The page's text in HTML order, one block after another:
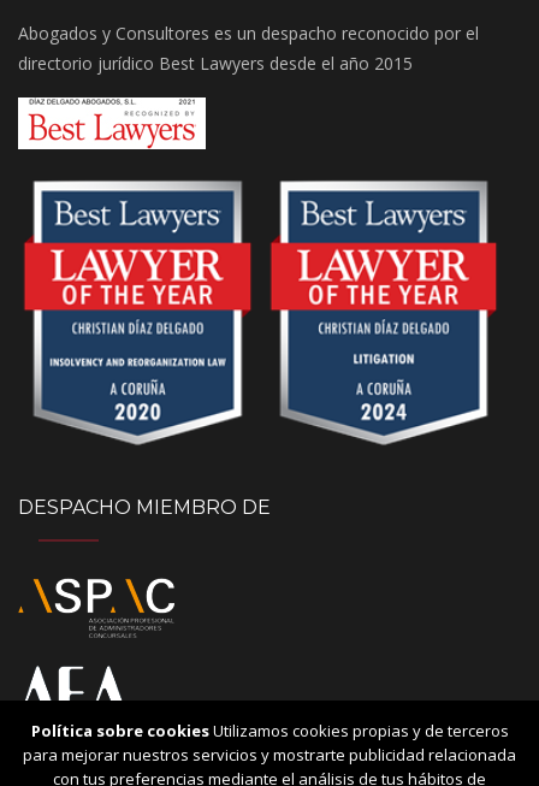
Abogados y Consultores es un despacho reconocido por el
directorio jurídico Best Lawyers desde el año 2015
DESPACHO MIEMBRO DE
Política sobre cookiesUtilizamos cookies propias y de terceros
para mejorar nuestros servicios y mostrarte publicidad relacionada
con tus preferencias mediante el análisis de tus hábitos de